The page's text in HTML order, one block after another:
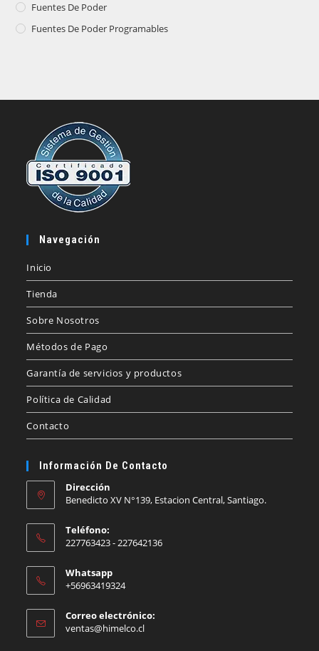
Fuentes De Poder
Fuentes De Poder Programables
Navegación
Inicio
Tienda
Sobre Nosotros
Métodos de Pago
Garantía de servicios y productos
Política de Calidad
Contacto
Información De Contacto
Dirección
Benedicto XV N°139, Estacion Central, Santiago.
Teléfono:
227763423 - 227642136
Whatsapp
+56963419324
Correo electrónico:
ventas@himelco.clSe